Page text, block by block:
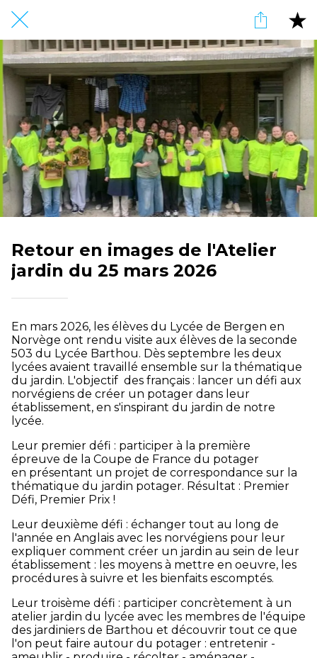
Retour en images de l'Atelier
jardin du 25 mars 2026
En mars 2026, les élèves du Lycée de Bergen en
Norvège ont rendu visite aux élèves de la seconde
503 du Lycée Barthou. Dès septembre les deux
lycées avaient travaillé ensemble sur la thématique
du jardin. L'objectif des français : lancer un défi aux
norvégiens de créer un potager dans leur
établissement, en s'inspirant du jardin de notre
lycée.
Leur premier défi : participer à la première
épreuve de la Coupe de France du potager
en présentant un projet de correspondance sur la
thématique du jardin potager. Résultat : Premier
Défi, Premier Prix !
Leur deuxième défi : échanger tout au long de
l'année en Anglais avec les norvégiens pour leur
expliquer comment créer un jardin au sein de leur
établissement : les moyens à mettre en oeuvre, les
procédures à suivre et les bienfaits escomptés.
Leur troisème défi : participer concrètement à un
atelier jardin du lycée avec les membres de l'équipe
des jardiniers de Barthou et découvrir tout ce que
l'on peut faire autour du potager : entretenir -